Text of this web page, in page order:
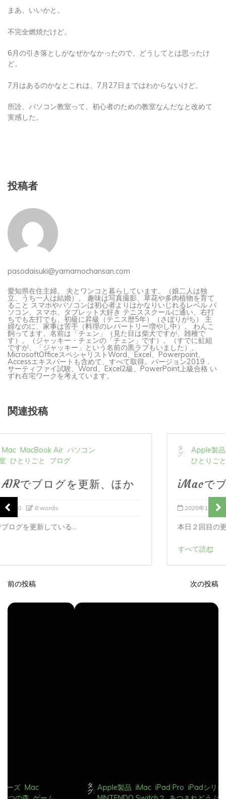
まあ、いいかと。
不完全燃焼だけど。
6月の引き落としがなぜかなかったので、どうしてとは思ったけ
ど。
7月はあるのかなとこれは、7月27日まではわからないけど。
所詮、パソコン教室って、初心者のための教室なんだなと改めて
実感した。
投稿者
pasodaisuki@yamamochansan.com
愛知県在住主婦。 夫とワンコと暮らしています。（娘二人は独
立、うち一人は結婚）。 趣味は写真撮影、草花や多肉植物を育て
ること スマホやパソコンは初心者よりはかなりいじれるレベル パ
ソコン、スマホ、タブレット大好き テニススクールに通い、右打
ちでも左打でも、初級に昇級（テニス歴5年）（さぼりがち） 主
婦なのに、家事は苦手（料理のレパートリー増やし中）。 わんこ
飼ってます。名前は「チェン」（見た目は柴犬ですが、雑種で
す）。（ジャッキー・チェンの「チェン」です）。（すでに虹組
ですが、「ジャッキー」という名前の黒ラブもいました）。
MicrosoftOfficeスペシャリストWord、Excel、Powerpoint、
Accessエキスパートも含めて、すべて取得。バージョン2019．
サーティファイ試験、Word、Excel2級、PowerPoint上級合格 い
ずれ在宅ワークを考えています。
関連投稿
グ:
Apple製品 iMac Mac
パソコン教室
ひとりごと
ブログ
iMacでブログを更新、ほか
2025年11月11日
本日２回目の更新。 今までパソコン教室へ通っ...
投
前の投稿 次の投稿
グ:
iPad Pro iPadシリーズ
Mac
NINTENDO Switch２ あつまれどうぶつの森
ゲーム